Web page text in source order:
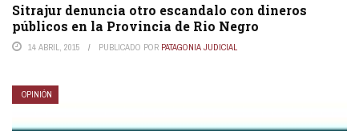
Sitrajur denuncia otro escandalo con dineros
públicos en la Provincia de Rio Negro
14 ABRIL, 2015 PUBLICADO POR PATAGONIA JUDICIAL
OPINIÓN